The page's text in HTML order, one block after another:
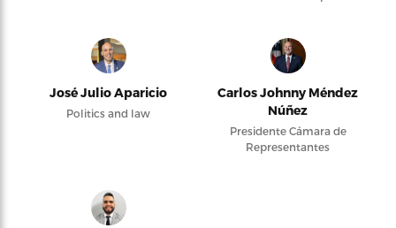
José Julio Aparicio
Politics and law
Carlos Johnny Méndez
Núñez
Presidente Cámara de
Representantes